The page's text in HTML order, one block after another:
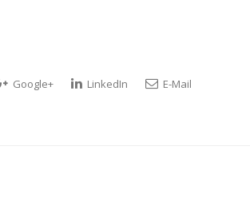
Google+ LinkedIn E-Mail